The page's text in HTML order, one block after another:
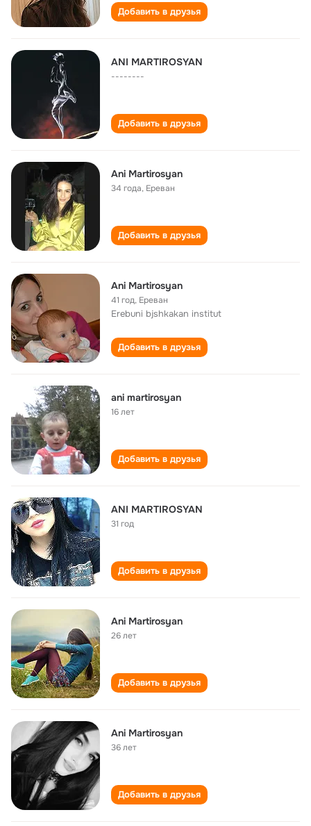
Добавить в друзья
ANI MARTIROSYAN
--------
Добавить в друзья
Ani Martirosyan
34 года, Ереван
Добавить в друзья
Ani Martirosyan
41 год, Ереван
Erebuni bjshkakan institut
Добавить в друзья
ani martirosyan
16 лет
Добавить в друзья
ANI MARTIROSYAN
31 год
Добавить в друзья
Ani Martirosyan
26 лет
Добавить в друзья
Ani Martirosyan
36 лет
Добавить в друзья